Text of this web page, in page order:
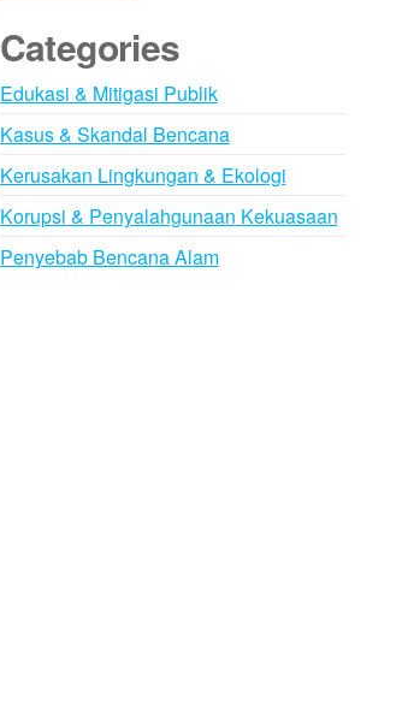
Categories
Edukasi & Mitigasi Publik
Kasus & Skandal Bencana
Kerusakan Lingkungan & Ekologi
Korupsi & Penyalahgunaan Kekuasaan
Penyebab Bencana Alam